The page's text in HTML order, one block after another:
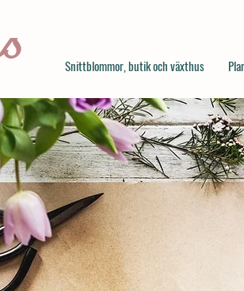
Snittblommor, butik och växthus